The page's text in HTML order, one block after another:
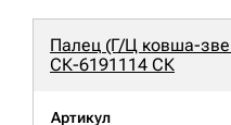
Палец (Г/Ц ковша-
СК-6191114 СК
Артикул